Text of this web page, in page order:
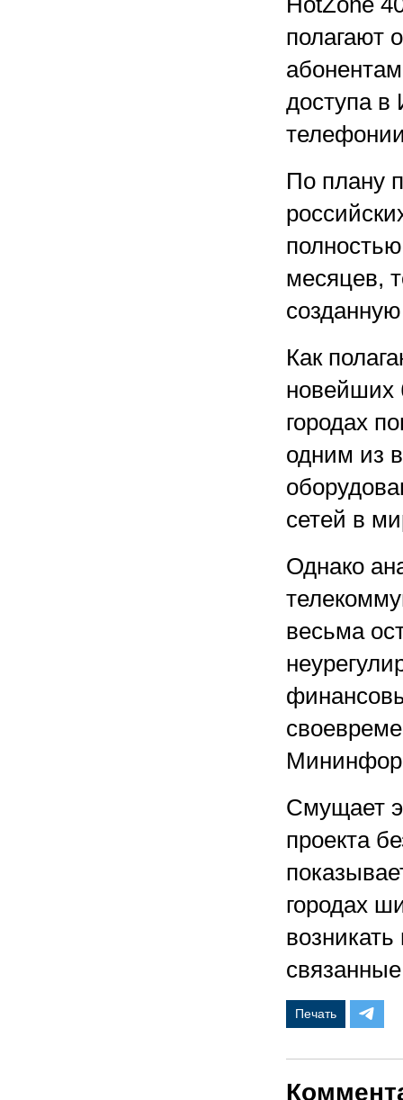
полагают
доступа в
По плану
месяцев,
Как
новейших
городах
одним из
сетей в
Однако
весьма
Смущает
проекта
городах
Печать